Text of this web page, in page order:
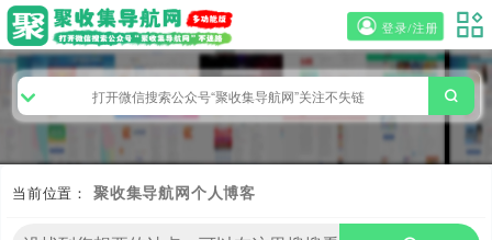
登录/注册
当前位置： 聚收集导航网 个人博客